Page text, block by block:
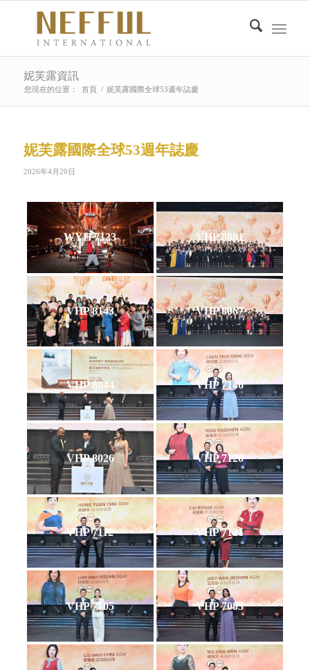
妮芙露資訊
您現在的位置： 首頁 / 妮芙露國際全球53週年誌慶
妮芙露國際全球53週年誌慶
2026年4月20日
WYH 7123 VHP 8081
VHP 8143 VHP 8067
VHP 8044 VHP 7146
VHP 8026 VHP 7126
VHP 7112 VHP 7121
VHP 7105 VHP 7083